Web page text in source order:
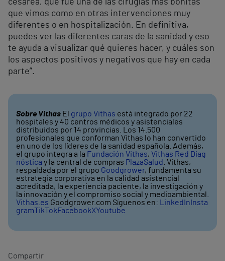
cesárea, que fue una de las cirugías más bonitas
que vimos como en otras intervenciones muy
diferentes o en hospitalización. En definitiva,
puedes ver las diferentes caras de la sanidad y eso
te ayuda a visualizar qué quieres hacer, y cuáles son
los aspectos positivos y negativos que hay en cada
parte”.
Sobre Vithas El grupo Vithas está integrado por 22
hospitales y 40 centros médicos y asistenciales
distribuidos por 14 provincias. Los 14.500
profesionales que conforman Vithas lo han convertido
en uno de los líderes de la sanidad española. Además,
el grupo integra a la Fundación Vithas, Vithas Red Diag
nóstica y la central de compras PlazaSalud . Vithas,
respaldada por el grupo Goodgrower, fundamenta su
estrategia corporativa en la calidad asistencial
acreditada, la experiencia paciente, la investigación y
la innovación y el compromiso social y medioambiental.
Vithas.es Goodgrower.com Síguenos en: LinkedIn Insta
gramTikTokFacebookXYoutube
Compartir